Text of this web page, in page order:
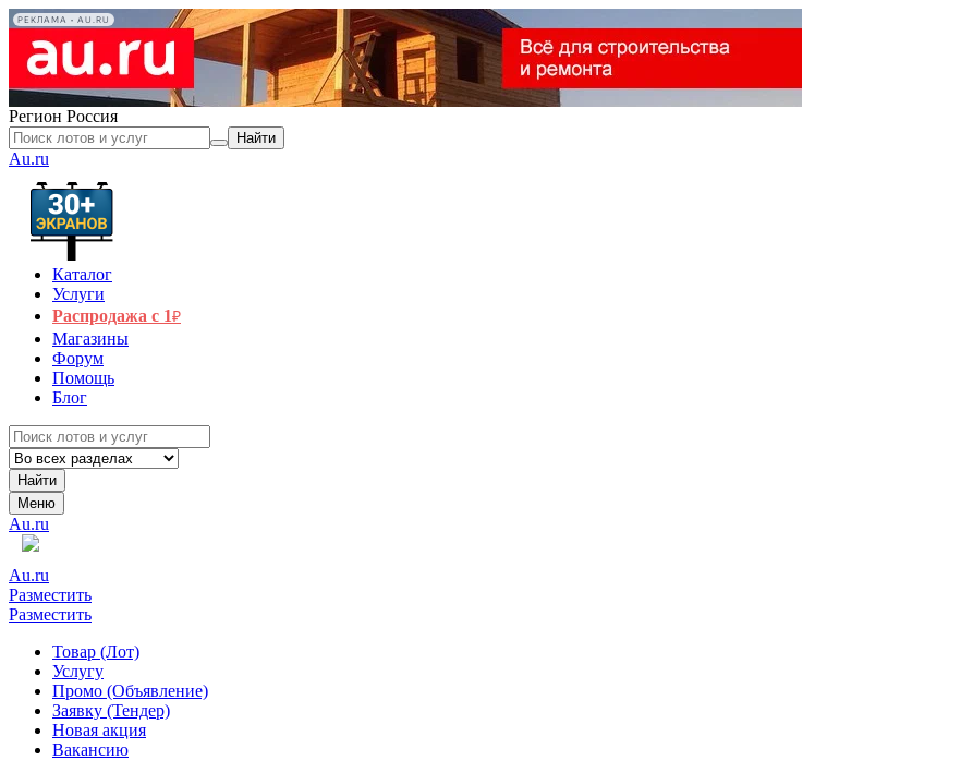
РЕКЛАМА • AU.RU
Регион Россия
Найти
Au.ru
Каталог
Услуги
Распродажа с 1₽
Магазины
Форум
Помощь
Блог
Найти
Меню
Au.ru
Au.ru
Разместить
Разместить
Товар (Лот)
Услугу
Промо (Объявление)
Заявку (Тендер)
Новая акция
Вакансию